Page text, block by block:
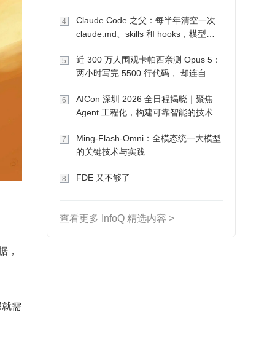
，
需
4
Claude Code 之父：每半年清空一次
claude.md、skills 和 hooks，模型自
5
近 300 万人围观卡帕西亲测 Opus 5：
两小时写完 5500 行代码， 却连自己
6
AICon 深圳 2026 全日程揭晓｜聚焦
Agent 工程化，构建可靠智能的技术路
7
Ming-Flash-Omni：全模态统一大模型
的关键技术与实践
8 FDE 又不够了
查看更多 InfoQ 精选内容 >